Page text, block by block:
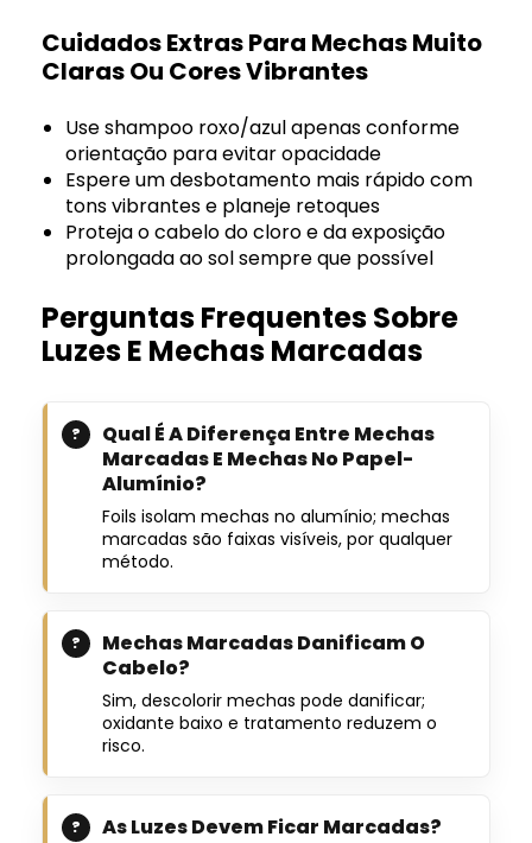
Cuidados Extras Para Mechas Muito
Claras Ou Cores Vibrantes
Use shampoo roxo/azul apenas conforme
orientação para evitar opacidade
Espere um desbotamento mais rápido com
tons vibrantes e planeje retoques
Proteja o cabelo do cloro e da exposição
prolongada ao sol sempre que possível
Perguntas Frequentes Sobre
Luzes E Mechas Marcadas
Qual É A Diferença Entre Mechas
Marcadas E Mechas No Papel-
Alumínio?
Foils isolam mechas no alumínio; mechas
marcadas são faixas visíveis, por qualquer
método.
Mechas Marcadas Danificam O
Cabelo?
Sim, descolorir mechas pode danificar;
oxidante baixo e tratamento reduzem o
risco.
As Luzes Devem Ficar Marcadas?